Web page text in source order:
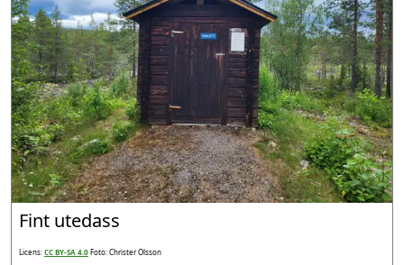
Fint utedass
Licens:CC BY-SA 4.0 Foto: Christer Olsson